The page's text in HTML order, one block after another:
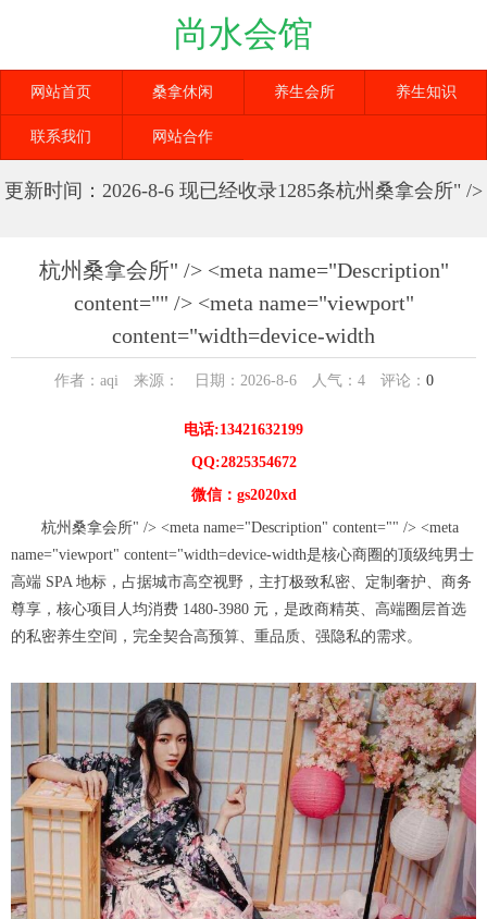
尚水会馆
网站首页 桑拿休闲 养生会所 养生知识
联系我们 网站合作
更新时间：2026-8-6 现已经收录1285条杭州桑拿会所" />
name="viewport" content="width=device-width信息
杭州桑拿会所" /> <meta name="Description"
content="" /> <meta name="viewport"
content="width=device-width
作者：aqi 来源： 日期：2026-8-6 人气： 4评论： 0
电话:13421632199
QQ:2825354672
微信：gs2020xd
杭州桑拿会所" /> <meta name="Description" content="" /> <meta
name="viewport" content="width=device-width是核心商圈的顶级纯男士
高端 SPA 地标，占据城市高空视野，主打极致私密、定制奢护、商务
尊享，核心项目人均消费 1480-3980 元，是政商精英、高端圈层首选
的私密养生空间，完全契合高预算、重品质、强隐私的需求。